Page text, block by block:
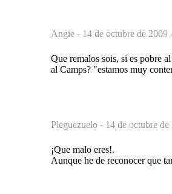
Angie - 14 de octubre de 2009
Que remalos sois, si es pobre
al Camps? "estamos muy
Pleguezuelo - 14 de octubre
¡Que malo eres!.
Aunque he de reconocer que